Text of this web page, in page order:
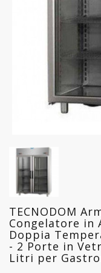
PASTICCERIA
PIZZERIA
PANIFICIO
MACELLERIA
LAVAGGIO
PROFESSIONALE
TECNODOM
Congelatore in
Doppia
- 2 Porte in
Litri per